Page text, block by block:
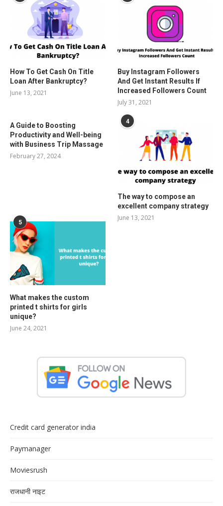
How To Get Cash On Title
Loan After Bankruptcy?
June 13, 2021
Buy Instagram Followers
And Get Instant Results If
Increased Followers Count
July 31, 2021
A Guide to Boosting
Productivity and Well-being
with Business Trip Massage
February 27, 2024
4
The way to compose an
excellent company strategy
June 13, 2021
5
What makes the custom
printed t shirts for girls
unique?
June 24, 2021
Credit card generator india
Paymanager
Moviesrush
राजधानी नाइट